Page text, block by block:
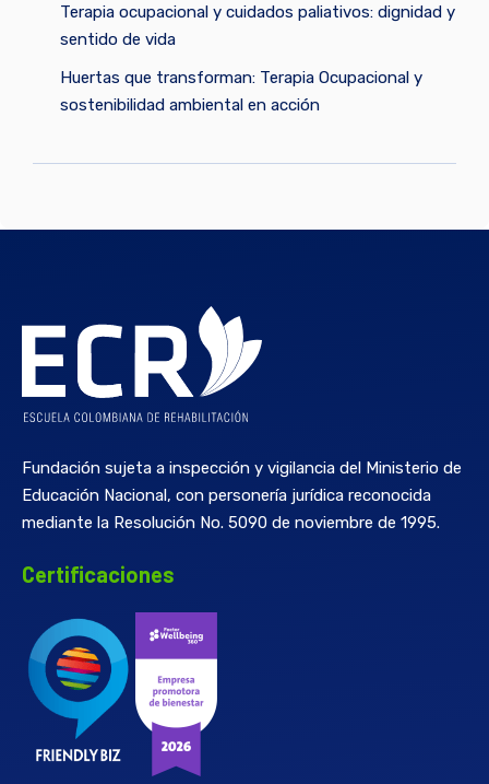
Terapia ocupacional y cuidados paliativos: dignidad y
sentido de vida
Huertas que transforman: Terapia Ocupacional y
sostenibilidad ambiental en acción
Fundación sujeta a inspección y vigilancia del Ministerio de
Educación Nacional, con personería jurídica reconocida
mediante la Resolución No. 5090 de noviembre de 1995.
Certificaciones